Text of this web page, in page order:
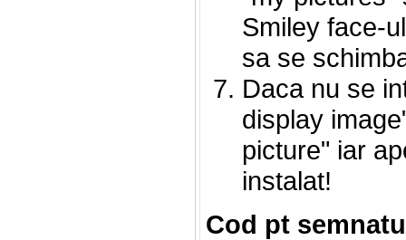
Smiley face-
sa se
Daca nu se
display
picture" iar
instalat!
Cod pt